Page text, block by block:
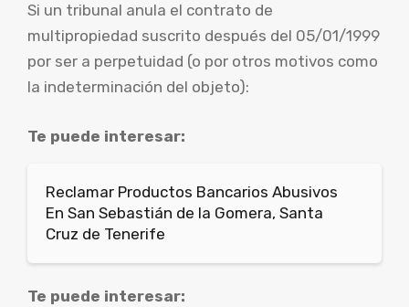
Si un tribunal anula el contrato de
multipropiedad suscrito después del 05/01/1999
por ser a perpetuidad (o por otros motivos como
la indeterminación del objeto):
Te puede interesar:
Reclamar Productos Bancarios Abusivos
En San Sebastián de la Gomera, Santa
Cruz de Tenerife
Te puede interesar: